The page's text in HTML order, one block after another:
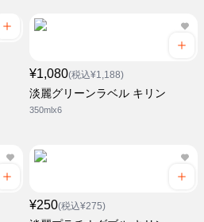
¥1,080(税込¥1,188)
淡麗グリーンラベル キリン
350mlx6
¥250(税込¥275)